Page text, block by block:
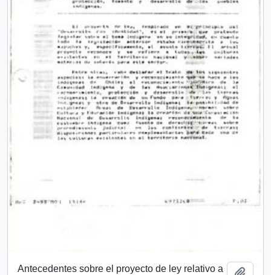
Antecedentes sobre el proyecto de ley relativo a